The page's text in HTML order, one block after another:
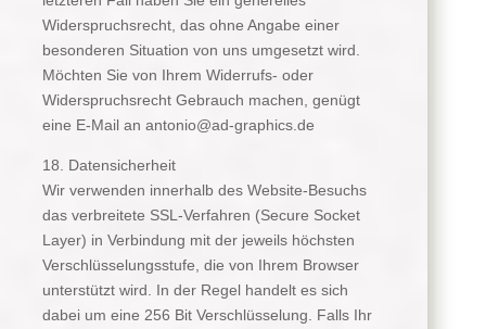
Widerspruchsrecht, das ohne Angabe einer
besonderen Situation von uns umgesetzt wird.
Möchten Sie von Ihrem Widerrufs- oder
Widerspruchsrecht Gebrauch machen, genügt
eine E-Mail an antonio@ad-graphics.de
18. Datensicherheit
Wir verwenden innerhalb des Website-Besuchs
das verbreitete SSL-Verfahren (Secure Socket
Layer) in Verbindung mit der jeweils höchsten
Verschlüsselungsstufe, die von Ihrem Browser
unterstützt wird. In der Regel handelt es sich
dabei um eine 256 Bit Verschlüsselung. Falls Ihr